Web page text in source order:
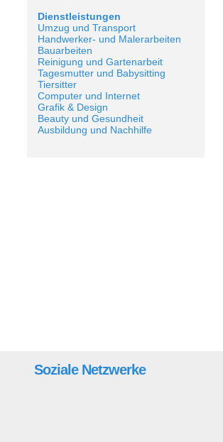
Dienstleistungen
Umzug und Transport
Handwerker- und Malerarbeiten
Bauarbeiten
Reinigung und Gartenarbeit
Tagesmutter und Babysitting
Tiersitter
Computer und Internet
Grafik & Design
Beauty und Gesundheit
Ausbildung und Nachhilfe
Soziale Netzwerke